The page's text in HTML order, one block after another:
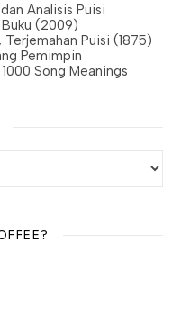
Analisis Puisi
(2009)
Puisi (1875)
Pemimpin
Song Meanings